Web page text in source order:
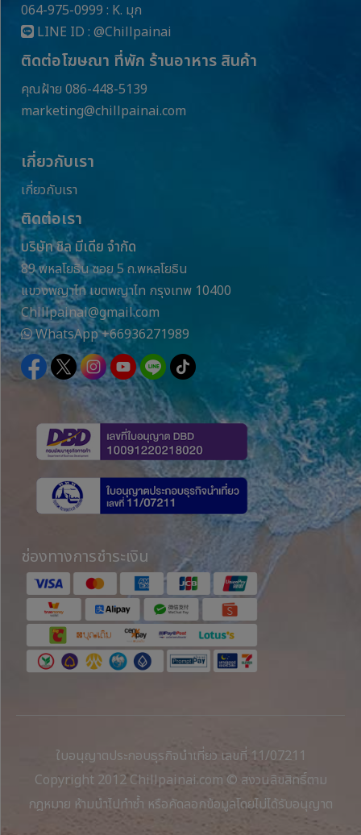
064-975-0999 : K. มุก
LINE ID : @Chillpainai
ติดต่อโฆษณา ที่พัก ร้านอาหาร สินค้า
คุณฝ้าย 086-448-5139
marketing@chillpainai.com
เกี่ยวกับเรา
เกี่ยวกับเรา
ติดต่อเรา
บริษัท ชิล มีเดีย จำกัด
89 พหลโยธิน ซอย 5 ถ.พหลโยธิน
แขวงพญาไท เขตพญาไท กรุงเทพ 10400
Chillpainai@gmail.com
WhatsApp+66936271989
ช่องทางการชำระเงิน
ใบอนุญาตประกอบธุรกิจนำเที่ยว เลขที่ 11/07211
Copyright 2012 Chillpainai.com © สงวนลิขสิทธิ์ตาม
กฎหมาย ห้ามนำไปทำซ้ำ หรือคัดลอกข้อมูลโดยไม่ได้รับอนุญาต